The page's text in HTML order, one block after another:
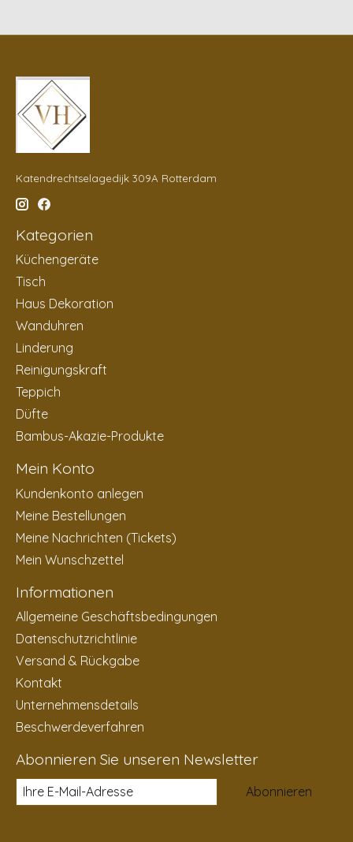
Katendrechtselagedijk 309A Rotterdam
Kategorien
Küchengeräte
Tisch
Haus Dekoration
Wanduhren
Linderung
Reinigungskraft
Teppich
Düfte
Bambus-Akazie-Produkte
Mein Konto
Kundenkonto anlegen
Meine Bestellungen
Meine Nachrichten (Tickets)
Mein Wunschzettel
Informationen
Allgemeine Geschäftsbedingungen
Datenschutzrichtlinie
Versand & Rückgabe
Kontakt
Unternehmensdetails
Beschwerdeverfahren
Abonnieren Sie unseren Newsletter
Abonnieren